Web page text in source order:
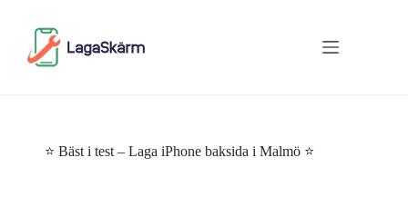
⭐ Bäst i test – Laga iPhone baksida i Malmö ⭐